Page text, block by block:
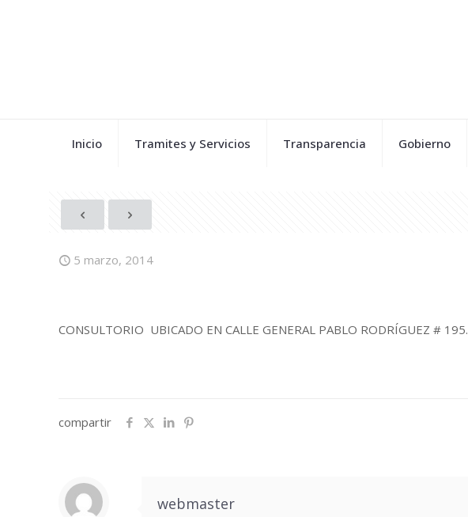
Inicio Tramites y Servicios Transparencia Gobierno
5 marzo, 2014
CONSULTORIO UBICADO EN CALLE GENERAL PABLO RODRÍGUEZ # 195.
compartir
webmaster